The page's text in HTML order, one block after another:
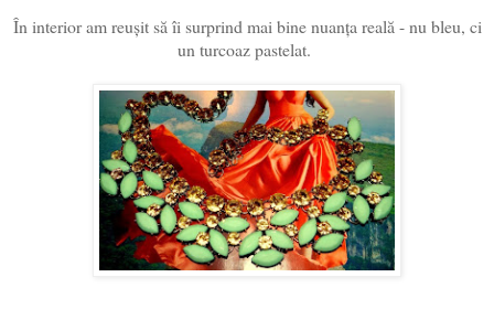
În interior am reușit să îi surprind mai bine nuanța reală - nu bleu, ci
un turcoaz pastelat.